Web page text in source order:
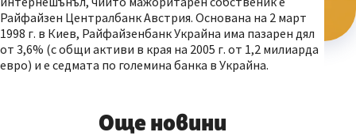
Райфайзен Централбанк Австрия. Основана на 2 март
1998 г. в Киев, Райфайзенбанк Украйна има пазарен дял
от 3,6% (с общи активи в края на 2005 г. от 1,2 милиарда
евро) и е седмата по големина банка в Украйна.
Още новини